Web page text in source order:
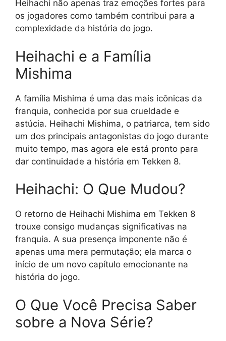
Heihachi não apenas traz emoções fortes para
os jogadores como também contribui para a
complexidade da história do jogo.
Heihachi e a Família
Mishima
A família Mishima é uma das mais icônicas da
franquia, conhecida por sua crueldade e
astúcia. Heihachi Mishima, o patriarca, tem sido
um dos principais antagonistas do jogo durante
muito tempo, mas agora ele está pronto para
dar continuidade a história em Tekken 8.
Heihachi: O Que Mudou?
O retorno de Heihachi Mishima em Tekken 8
trouxe consigo mudanças significativas na
franquia. A sua presença imponente não é
apenas uma mera permutação; ela marca o
início de um novo capítulo emocionante na
história do jogo.
O Que Você Precisa Saber
sobre a Nova Série?